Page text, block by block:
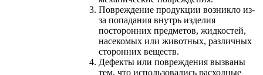
Повреждение продукции возникло из-
за попадания внутрь изделия
посторонних предметов, жидкостей,
насекомых или животных, различных
сторонних веществ.
Дефекты или повреждения вызваны
тем, что использовались расходные